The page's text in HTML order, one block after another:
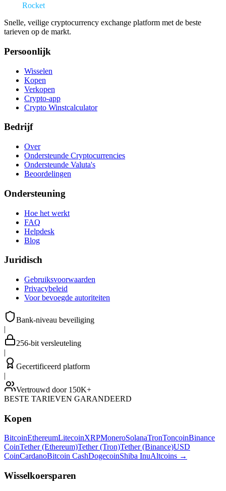
Rocket
Snelle, veilige cryptocurrency exchange platform met de beste
tarieven op de markt.
Persoonlijk
Wisselen
Kopen
Verkopen
Crypto-app
Crypto Winstcalculator
Bedrijf
Over
Ondersteunde Cryptocurrencies
Ondersteunde Valuta's
Beoordelingen
Ondersteuning
Hoe het werkt
FAQ
Helpdesk
Blog
Juridisch
Gebruiksvoorwaarden
Privacybeleid
Voor bevoegde autoriteiten
Bank-niveau beveiliging
|
256-bit versleuteling
|
Gecertificeerd platform
|
Vertrouwd door 150K+
BESTE TARIEVEN GARANDEERD
Kopen
BitcoinEthereumLitecoinXRPMoneroSolanaTronToncoinBinance
CoinTether (Ethereum)Tether (Tron)Tether (Binance)USD
CoinCardanoBitcoin CashDogecoinShiba InuAltcoins →
Wisselkoersparen